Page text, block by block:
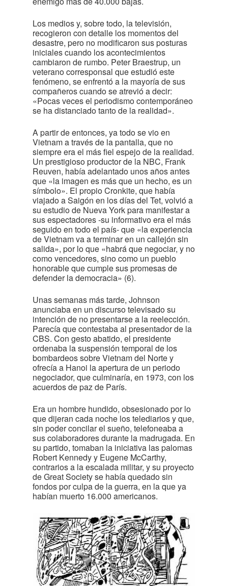
Los medios y, sobre todo, la televisión,
recogieron con detalle los momentos del
desastre, pero no modificaron sus posturas
iniciales cuando los acontecimientos
cambiaron de rumbo. Peter Braestrup, un
veterano corresponsal que estudió este
fenómeno, se enfrentó a la mayoría de sus
compañeros cuando se atrevió a decir:
«Pocas veces el periodismo contemporáneo
se ha distanciado tanto de la realidad».
A partir de entonces, ya todo se vio en
Vietnam a través de la pantalla, que no
siempre era el más fiel espejo de la realidad.
Un prestigioso productor de la NBC, Frank
Reuven, había adelantado unos años antes
que «la imagen es más que un hecho, es un
símbolo». El propio Cronkite, que había
viajado a Saigón en los días del Tet, volvió a
su estudio de Nueva York para manifestar a
sus espectadores -su informativo era el más
seguido en todo el país- que «la experiencia
de Vietnam va a terminar en un callejón sin
salida», por lo que «habrá que negociar, y no
como vencedores, sino como un pueblo
honorable que cumple sus promesas de
defender la democracia» (6).
Unas semanas más tarde, Johnson
anunciaba en un discurso televisado su
intención de no presentarse a la reelección.
Parecía que contestaba al presentador de la
CBS. Con gesto abatido, el presidente
ordenaba la suspensión temporal de los
bombardeos sobre Vietnam del Norte y
ofrecía a Hanoi la apertura de un periodo
negociador, que culminaría, en 1973, con los
acuerdos de paz de París.
Era un hombre hundido, obsesionado por lo
que dijeran cada noche los telediarios y que,
sin poder concilar el sueño, telefoneaba a
sus colaboradores durante la madrugada. En
su partido, tomaban la iniciativa las palomas
Robert Kennedy y Eugene McCarthy,
contrarios a la escalada militar, y su proyecto
de Great Society se había quedado sin
fondos por culpa de la guerra, en la que ya
habían muerto 16.000 americanos.